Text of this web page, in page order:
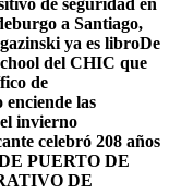
de seguridad en
a Santiago,
ya es libroDe
del CHIC que
de
las
invierno
celebró 208 años
PUERTO DE
DE